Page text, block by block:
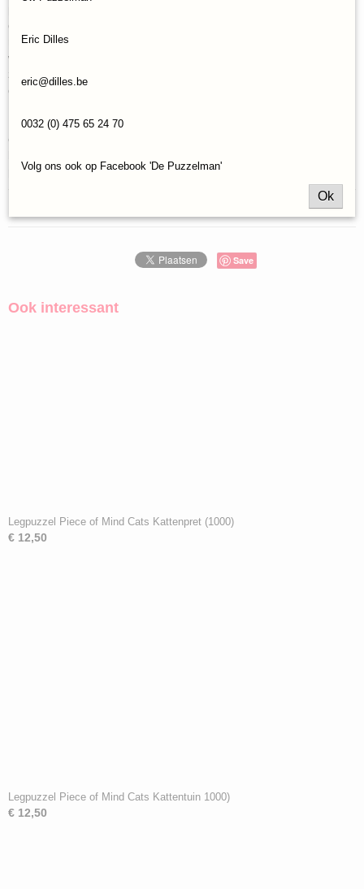
detail nodig om deze puzzel tot een goed einde te brengen. Maar
maak je geen zorgen - het eindresultaat is meer dan de moeite
waard! Eenmaal voltooid, zal deze puzzel een prachtige aanvulling
dat elke ruimte zal opvrolijken.
De Teckle Avontuur Puzzel is met zorg en oog voor detail gemaakt
en is een waar kunstwerk. Of je nu een ervaren puzzelliefhebber
puzzel zal je zeker niet teleurstellen.
Save
Ook interessant
Legpuzzel Piece of Mind Cats Kattenpret (1000)
€ 12,50
Legpuzzel Piece of Mind Cats Kattentuin 1000)
€ 12,50
Eric Dilles
eric@dilles.be
0032 (0) 475 65 24 70
Volg ons ook op Facebook 'De Puzzelman'
Ok